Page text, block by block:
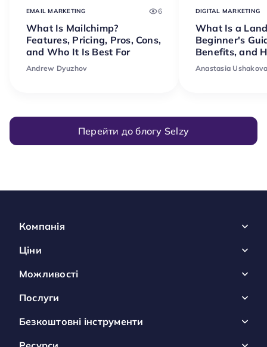
EMAIL MARKETING 6
What Is Mailchimp?
Features, Pricing, Pros, Cons,
and Who It Is Best For
Andrew Dyuzhov
DIGITAL MARKETING
What Is a
Beginner's
Benefits, and
Anastasia
Перейти до блогу Selzy
Компанія
Ціни
Можливості
Послуги
Безкоштовні інструменти